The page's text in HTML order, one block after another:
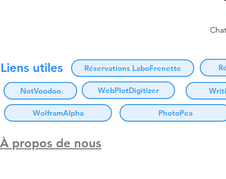
Liens utiles Réservations LaboFrenette
NotVoodoo WebPlotDigitizer
WolframAlpha PhotoPea
À propos de nous